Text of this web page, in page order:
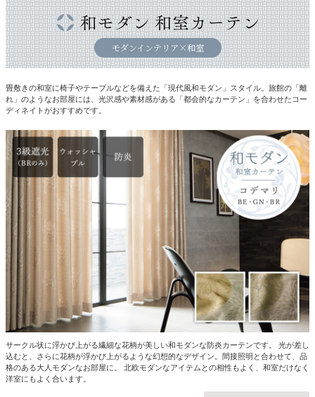
モダンインテリア×和室
畳敷きの和室に椅子やテーブルなどを備えた「現代風和モダン」スタイル。旅館の「離
れ」のようなお部屋には、光沢感や素材感がある「都会的なカーテン」を合わせたコー
ディネイトがおすすめです。
サークル状に浮かび上がる繊細な花柄が美しい和モダンな防炎カーテンです。 光が差し
込むと、さらに花柄が浮かび上がるような幻想的なデザイン。間接照明と合わせて、品
格のある大人モダンなお部屋に。 北欧モダンなアイテムとの相性もよく、和室だけなく
洋室にもよく合います。